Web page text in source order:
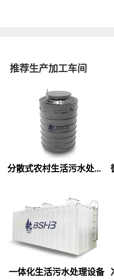
推荐生产加工车间
分散式农村生活污水处理设备
一体化生活污水处理设备